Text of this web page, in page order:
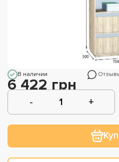
В наличии
6 422 грн